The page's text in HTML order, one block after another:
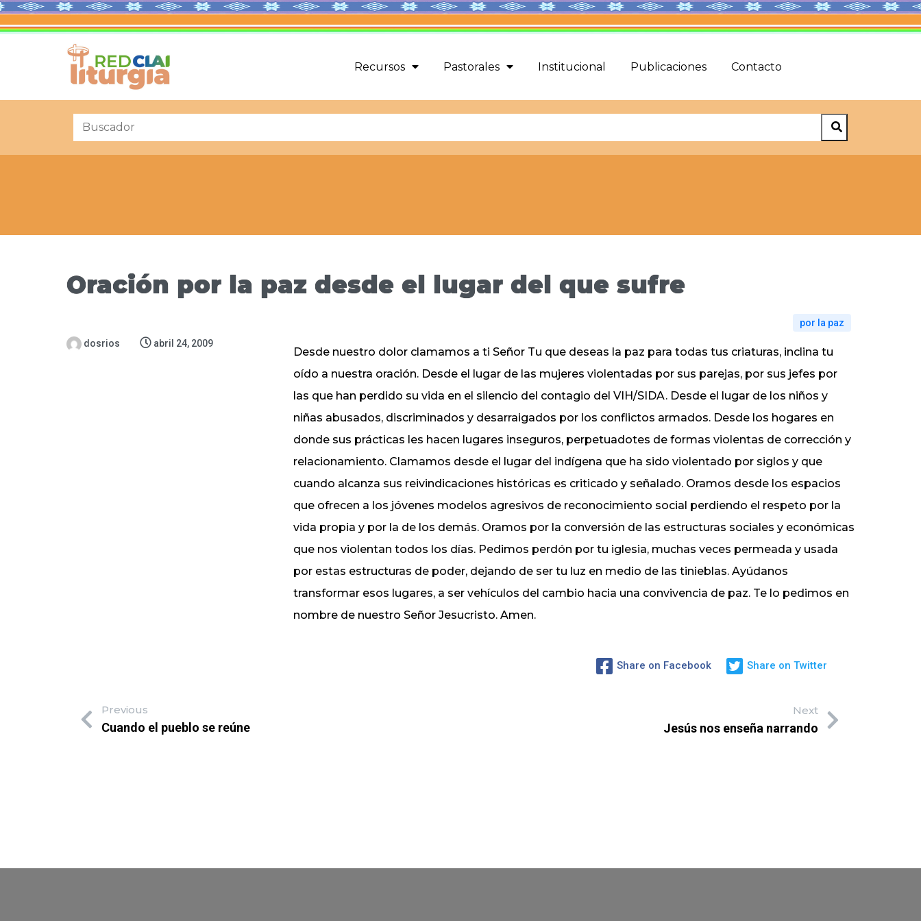
Recursos Pastorales Institucional Publicaciones Contacto
Oración por la paz desde el lugar del que sufre
dosrios abril 24, 2009
por la paz
Desde nuestro dolor clamamos a ti Señor Tu que deseas la paz para todas tus criaturas, inclina tu
oído a nuestra oración. Desde el lugar de las mujeres violentadas por sus parejas, por sus jefes por
las que han perdido su vida en el silencio del contagio del VIH/SIDA. Desde el lugar de los niños y
niñas abusados, discriminados y desarraigados por los conflictos armados. Desde los hogares en
donde sus prácticas les hacen lugares inseguros, perpetuadotes de formas violentas de corrección y
relacionamiento. Clamamos desde el lugar del indígena que ha sido violentado por siglos y que
cuando alcanza sus reivindicaciones históricas es criticado y señalado. Oramos desde los espacios
que ofrecen a los jóvenes modelos agresivos de reconocimiento social perdiendo el respeto por la
vida propia y por la de los demás. Oramos por la conversión de las estructuras sociales y económicas
que nos violentan todos los días. Pedimos perdón por tu iglesia, muchas veces permeada y usada
por estas estructuras de poder, dejando de ser tu luz en medio de las tinieblas. Ayúdanos
transformar esos lugares, a ser vehículos del cambio hacia una convivencia de paz. Te lo pedimos en
nombre de nuestro Señor Jesucristo. Amen.
Share on Facebook Share on Twitter
Previous
Cuando el pueblo se reúne
Next
Jesús nos enseña narrando